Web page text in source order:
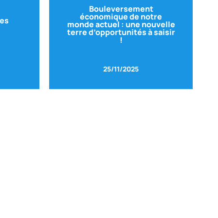
Bouleversement
économique de notre
monde actuel : une nouvelle
terre d’opportunités à saisir
!
25/11/2025
Editorialiste / Economiste
Voir le replay